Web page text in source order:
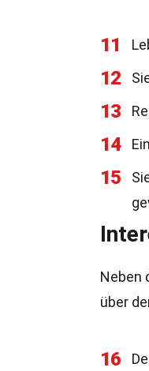
11
12
13
14
15
Neben
über
16